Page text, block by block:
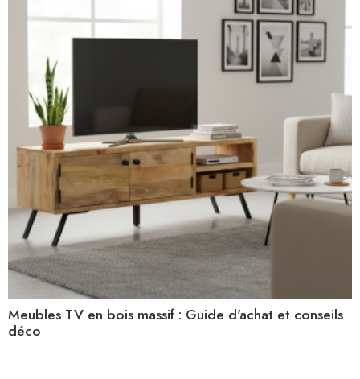
Meubles TV en bois massif : Guide d'achat et conseils
déco